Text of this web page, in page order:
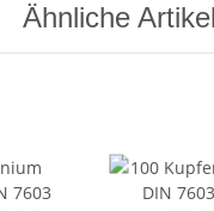
Ähnliche Artikel